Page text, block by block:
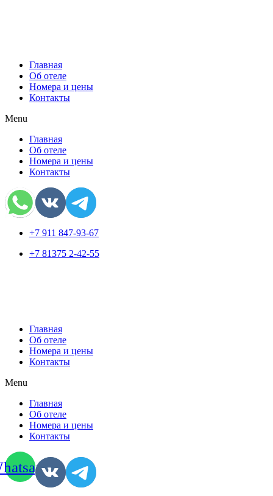
Главная
Об отеле
Номера и цены
Контакты
Menu
Главная
Об отеле
Номера и цены
Контакты
+7 911 847-93-67
+7 81375 2-42-55
Главная
Об отеле
Номера и цены
Контакты
Menu
Главная
Об отеле
Номера и цены
Контакты